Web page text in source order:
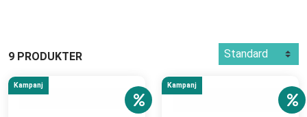
9 PRODUKTER
Kampanj Kampanj